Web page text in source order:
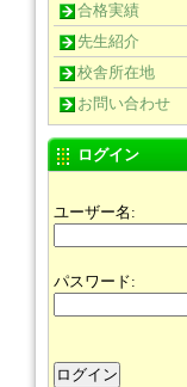
合格実績
先生紹介
校舎所在地
お問い合わせ
ログイン
ユーザー名:
パスワード: